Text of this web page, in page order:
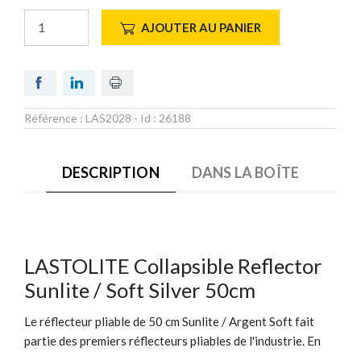
AJOUTER AU PANIER
Référence : LAS2028 - Id : 26188
DESCRIPTION DANS LA BOÎTE
LASTOLITE Collapsible Reflector
Sunlite / Soft Silver 50cm
Le réflecteur pliable de 50 cm Sunlite / Argent Soft fait
partie des premiers réflecteurs pliables de l'industrie. En